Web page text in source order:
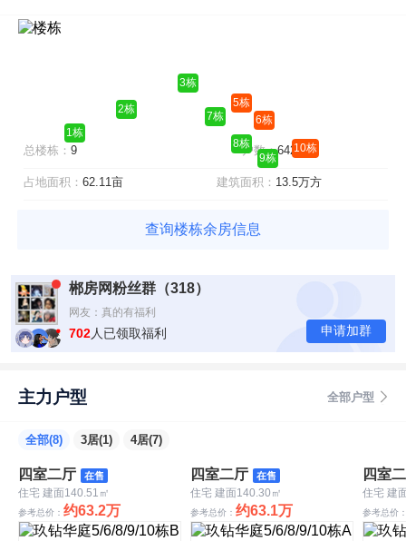
5栋
6栋
10栋
7栋
8栋
9栋
1栋
2栋
3栋
总楼栋： 9 户数：642
占地面积： 62.11亩 建筑面积： 13.5万方
查询楼栋余房信息
郴房网粉丝群（318）
网友：真的有福利
网友：找你们买房有优惠吗？
702人已领取福利 申请加群
主力户型 全部户型
全部(8) 3居(1) 4居(7)
四室二厅 在售
住宅 建面140.51㎡
参考总价： 约63.2万
四室二厅 在售
住宅 建面140.30㎡
参考总价： 约63.1万
四室
住宅 建
参考总价